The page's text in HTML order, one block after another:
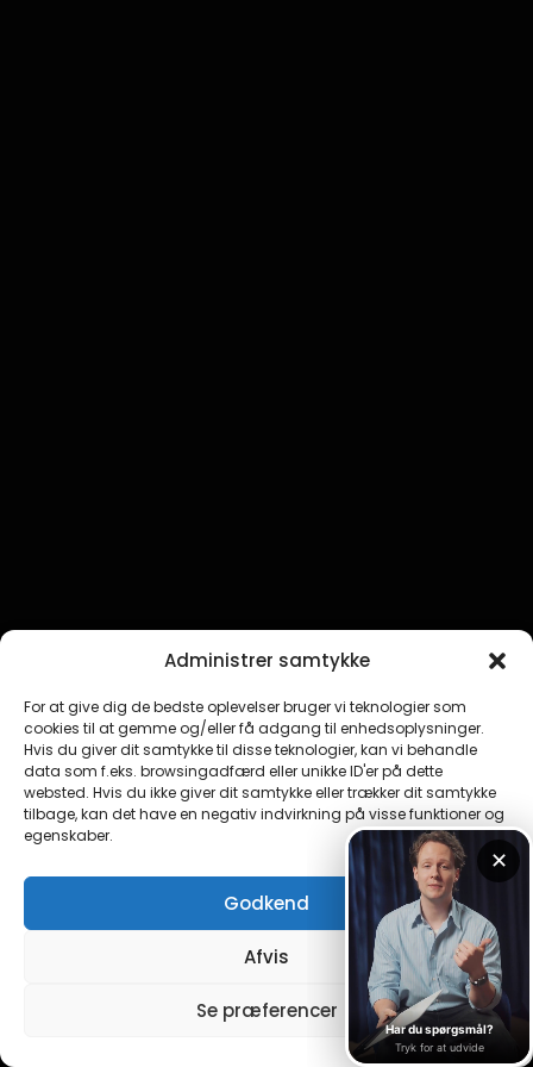
Administrer samtykke
For at give dig de bedste oplevelser bruger vi teknologier som
cookies til at gemme og/eller få adgang til enhedsoplysninger.
Hvis du giver dit samtykke til disse teknologier, kan vi behandle
data som f.eks. browsingadfærd eller unikke ID'er på dette
websted. Hvis du ikke giver dit samtykke eller trækker dit samtykke
tilbage, kan det have en negativ indvirkning på visse funktioner og
egenskaber.
Godkend
Afvis
Se præferencer